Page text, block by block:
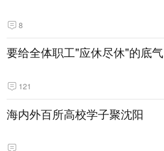
8
要给全体职工"应休尽休"的底气
121
海内外百所高校学子聚沈阳